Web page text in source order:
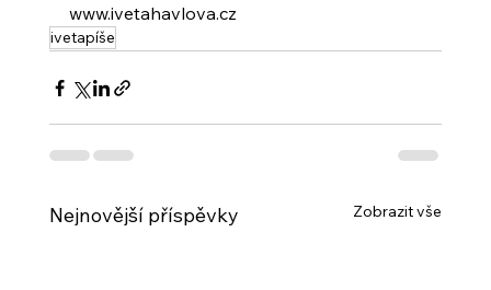
www.ivetahavlova.cz
ivetapíše
Nejnovější příspěvky Zobrazit vše